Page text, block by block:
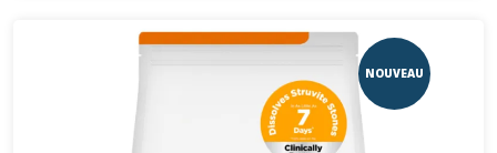
NOUVEAU